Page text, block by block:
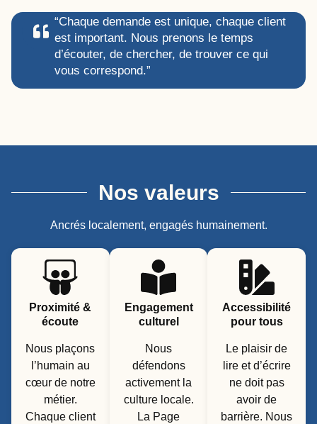
“Chaque demande est unique, chaque client
est important. Nous prenons le temps
d’écouter, de chercher, de trouver ce qui
vous correspond.”
Nos valeurs
Ancrés localement, engagés humainement.
Proximité &
écoute
Nous plaçons
l’humain au
cœur de notre
métier.
Chaque client
Engagement
culturel
Nous
défendons
activement la
culture locale.
La Page
Accessibilité
pour tous
Le plaisir de
lire et d’écrire
ne doit pas
avoir de
barrière. Nous